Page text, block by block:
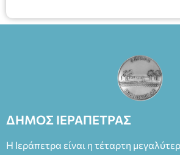
ΔΗΜΟΣ ΙΕΡΑΠΕΤΡΑΣ
Η Ιεράπετρα είναι η τέταρτη